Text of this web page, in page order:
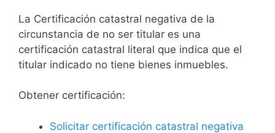
La Certificación catastral negativa de la
circunstancia de no ser titular es una
certificación catastral literal que indica que el
titular indicado no tiene bienes inmuebles.
Obtener certificación:
Solicitar certificación catastral negativa